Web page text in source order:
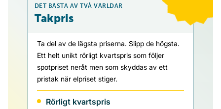
DET BÄSTA AV TVÅ VÄRLDAR
Takpris
Ta del av de lägsta priserna. Slipp de högsta.
Ett helt unikt rörligt kvartspris som följer
spotpriset neråt men som skyddas av ett
pristak när elpriset stiger.
Rörligt kvartspris